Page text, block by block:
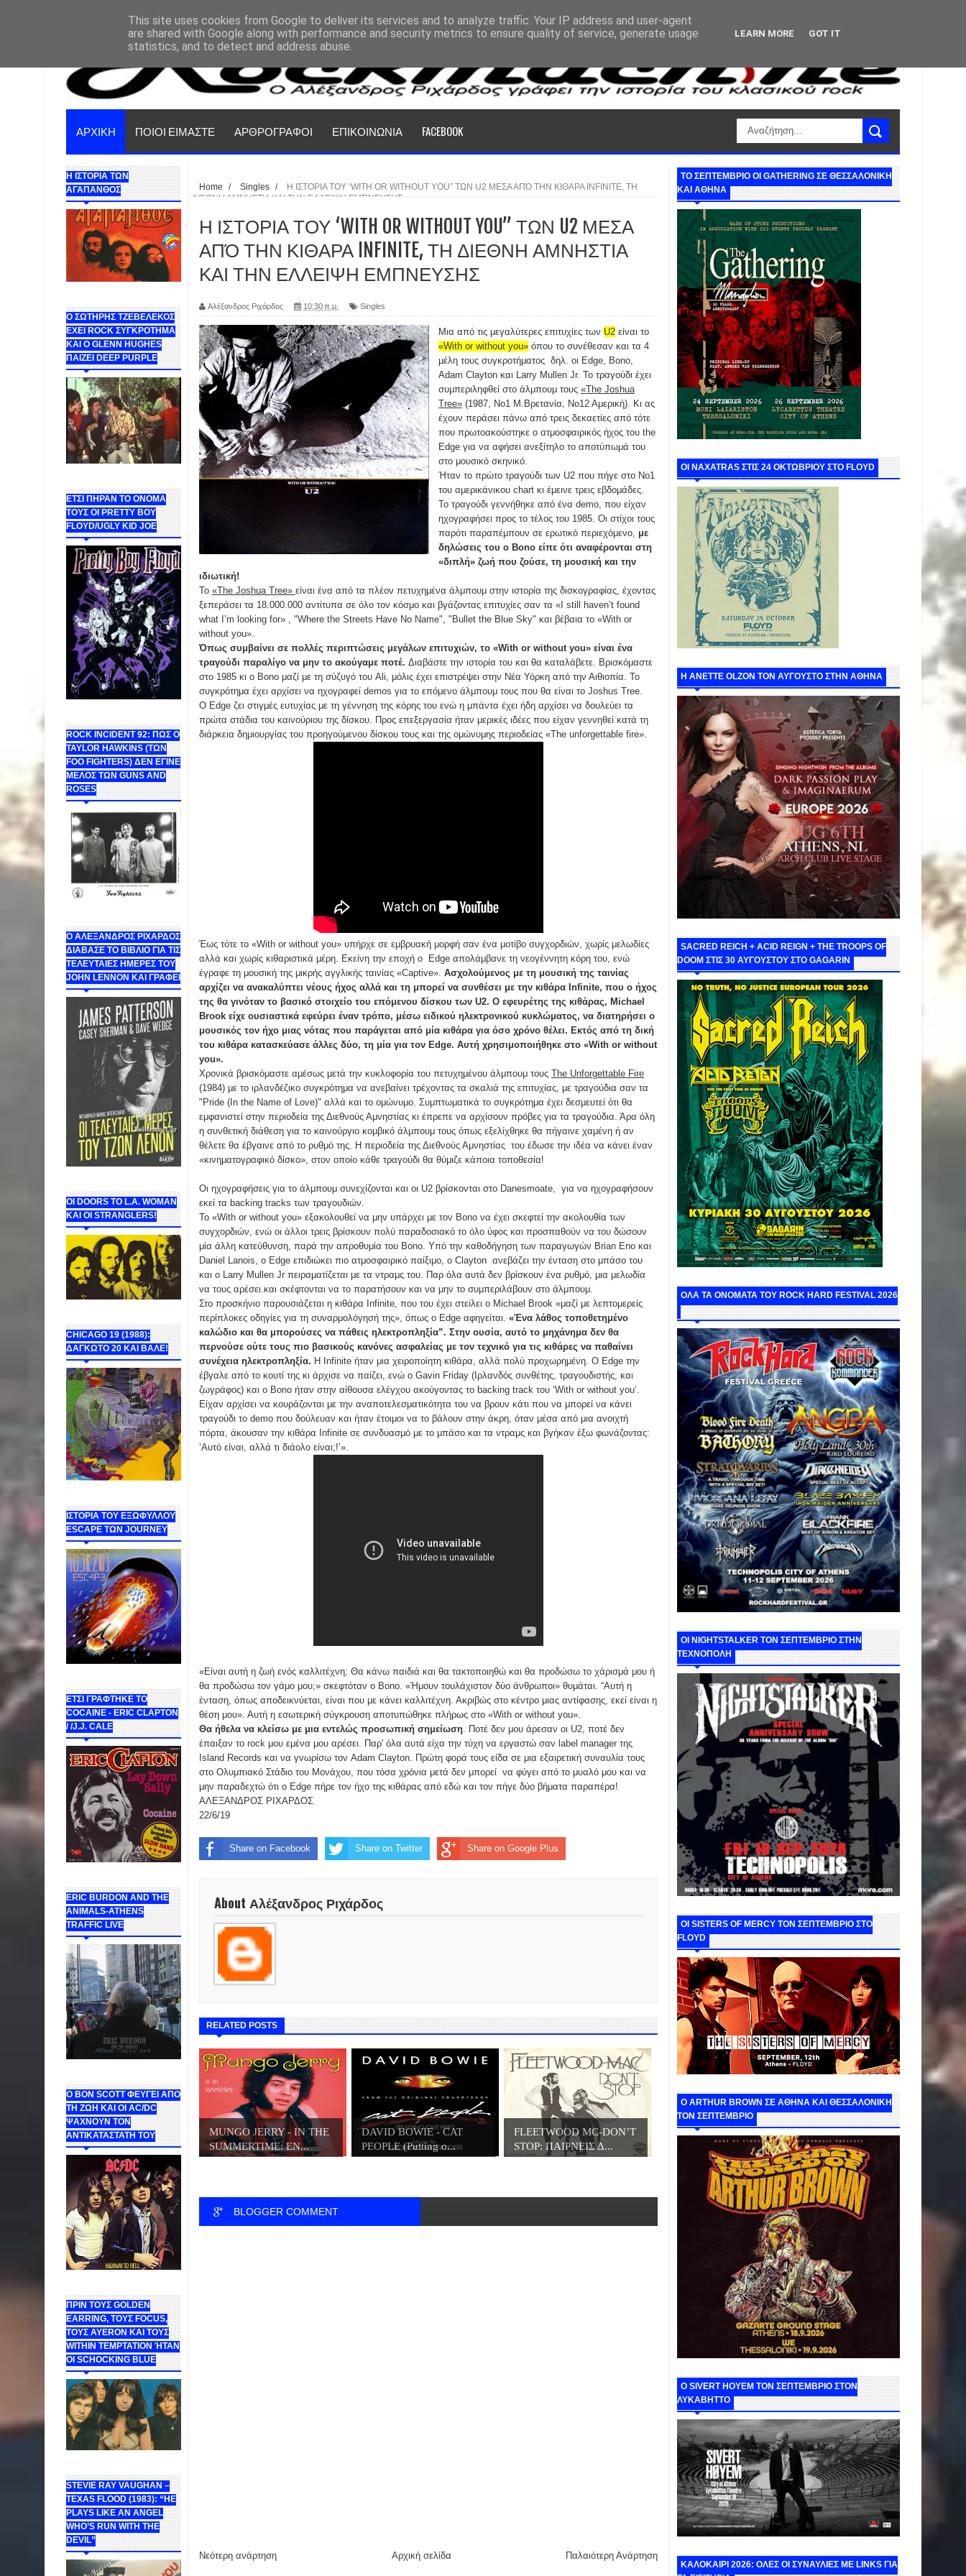
ΑΡΧΙΚΗ ΠΟΙΟΙ ΕΙΜΑΣΤΕ ΑΡΘΡΟΓΡΑΦΟΙ ΕΠΙΚΟΙΝΩΝΙΑ FACEBOOK
Η ΙΣΤΟΡΙΑ ΤΩΝ
ΑΓΑΠΑΝΘΟΣ
Ο ΣΩΤΗΡΗΣ ΤΖΕΒΕΛΕΚΟΣ
ΕΧΕΙ ROCK ΣΥΓΚΡΟΤΗΜΑ
ΚΑΙ Ο GLENN HUGHES
ΠΑΙΖΕΙ DEEP PURPLE
ΕΤΣΙ ΠΗΡΑΝ ΤΟ ΟΝΟΜΑ
ΤΟΥΣ ΟΙ PRETTY BOY
FLOYD/UGLY KID JOE
ROCK INCIDENT 92: ΠΩΣ Ο
TAYLOR HAWKINS (ΤΩΝ
FOO FIGHTERS) ΔΕΝ ΕΓΙΝΕ
ΜΕΛΟΣ ΤΩΝ GUNS AND
ROSES
Ο ΑΛΕΞΑΝΔΡΟΣ ΡΙΧΑΡΔΟΣ
ΔΙΑΒΑΣΕ ΤΟ ΒΙΒΛΙΟ ΓΙΑ ΤΙΣ
ΤΕΛΕΥΤΑΙΕΣ ΗΜΕΡΕΣ ΤΟΥ
JOHN LENNON ΚΑΙ ΓΡΑΦΕΙ
ΟΙ DOORS ΤΟ L.A. WOMAN
KAI OI STRANGLERS!
CHICAGO 19 (1988):
ΔΑΓΚΩΤΟ 20 ΚΑΙ ΒΑΛΕ!
ΙΣΤΟΡΙΑ ΤΟΥ ΕΞΩΦΥΛΛΟΥ
ESCAPE ΤΩΝ JOURNEY
ΕΤΣΙ ΓΡΑΦΤΗΚΕ ΤΟ
COCAINE - ERIC CLAPTON
/ /J.J. CALE
ERIC BURDON AND THE
ANIMALS-ATHENS
TRAFFIC LIVE
Ο BON SCOTT ΦΕΥΓΕΙ ΑΠΟ
ΤΗ ΖΩΗ ΚΑΙ ΟΙ AC/DC
ΨΑΧΝΟΥΝ ΤΟΝ
ΑΝΤΙΚΑΤΑΣΤΑΤΗ ΤΟΥ
ΠΡΙΝ ΤΟΥΣ GOLDEN
EARRING, ΤΟΥΣ FOCUS,
ΤΟΥΣ ΑΥΕROΝ ΚΑΙ ΤΟΥΣ
WITHIN TEMPTATION ΉΤΑΝ
ΟΙ SCHOCKING BLUE
STEVIE RAY VAUGHAN –
TEXAS FLOOD (1983): “HE
PLAYS LIKE AN ANGEL
WHO’S RUN WITH THE
DEVIL”
Home / Singles /
Η ΙΣΤΟΡΙΑ ΤΟΥ ‘WITH OR WITHOUT YOU” ΤΩΝ U2 ΜΕΣΑ ΑΠΌ ΤΗΝ ΚΙΘΑΡΑ INFINITE, ΤΗ
ΔΙΕΘΝΗ ΑΜΝΗΣΤΙΑ ΚΑΙ ΤΗΝ ΕΛΛΕΙΨΗ ΕΜΠΝΕΥΣΗΣ
Η ΙΣΤΟΡΙΑ ΤΟΥ ‘WITH OR WITHOUT YOU” ΤΩΝ U2 ΜΕΣΑ
ΑΠΌ ΤΗΝ ΚΙΘΑΡΑ INFINITE, ΤΗ ΔΙΕΘΝΗ ΑΜΝΗΣΤΙΑ
ΚΑΙ ΤΗΝ ΕΛΛΕΙΨΗ ΕΜΠΝΕΥΣΗΣ
Αλέξανδρος Ριχάρδος 10:30 π.μ. Singles
Μια από τις μεγαλύτερες επιτυχίες των U2 είναι το
«With or without you» όπου το συνέθεσαν και τα 4
μέλη τους συγκροτήματος δηλ. οι Edge, Bono,
Adam Clayton και Larry Mullen Jr. Το τραγούδι έχει
συμπεριληφθεί στο άλμπουμ τους «The Joshua
Tree» (1987, Νο1 Μ.Βρετανία, Νο12 Αμερική). Κι ας
έχουν περάσει πάνω από τρεις δεκαετίες από τότε
που πρωτοακούστηκε ο ατμοσφαιρικός ήχος του the
Edge για να αφήσει ανεξίτηλο το αποτύπωμά του
στο μουσικό σκηνικό.
Ήταν το πρώτο τραγούδι των U2 που πήγε στο Νο1
του αμερικάνικου chart κι έμεινε τρεις εβδομάδες.
Το τραγούδι γεννήθηκε από ένα demo, που είχαν
ηχογραφήσει προς το τέλος του 1985. Οι στίχοι τους
παρότι παραπέμπουν σε ερωτικό περιεχόμενο, με
δηλώσεις του ο Bono είπε ότι αναφέρονται στη
«διπλή» ζωή που ζούσε, τη μουσική και την
ιδιωτική!
Το «The Joshua Tree» είναι ένα από τα πλέον πετυχημένα άλμπουμ στην ιστορία της δισκογραφίας, έχοντας
ξεπεράσει τα 18.000.000 αντίτυπα σε όλο τον κόσμο και βγάζοντας επιτυχίες σαν τα «I still haven’t found
what I’m looking for» , "Where the Streets Have No Name", "Bullet the Blue Sky" και βέβαια το «With or
without you».
Όπως συμβαίνει σε πολλές περιπτώσεις μεγάλων επιτυχιών, το «With or without you» είναι ένα
τραγούδι παραλίγο να μην το ακούγαμε ποτέ. Διαβάστε την ιστορία του και θα καταλάβετε. Βρισκόμαστε
στο 1985 κι ο Bono μαζί με τη σύζυγό του Ali, μόλις έχει επιστρέψει στην Νέα Υόρκη από την Αιθιοπία. Το
συγκρότημα έχει αρχίσει να ηχογραφεί demos για το επόμενο άλμπουμ τους που θα είναι το Joshus Tree.
Ο Edge ζει στιγμές ευτυχίας με τη γέννηση της κόρης του ενώ η μπάντα έχει ήδη αρχίσει να δουλεύει τα
πρώτα στάδια του καινούριου της δίσκου. Προς επεξεργασία ήταν μερικές ιδέες που είχαν γεννηθεί κατά τη
διάρκεια δημιουργίας του προηγούμενου δίσκου τους και της ομώνυμης περιοδείας «The unforgettable fire».
Έως τότε το «With or without you» υπήρχε σε εμβρυακή μορφή σαν ένα μοτίβο συγχορδιών, χωρίς μελωδίες
αλλά και χωρίς κιθαριστικά μέρη. Εκείνη την εποχή ο Edge απολάμβανε τη νεογέννητη κόρη του, ενώ
έγραφε τη μουσική της μικρής αγγλικής ταινίας «Captive». Ασχολούμενος με τη μουσική της ταινίας
αρχίζει να ανακαλύπτει νέους ήχος αλλά και τη μπορεί να συνθέσει με την κιθάρα Infinite, που ο ήχος
της θα γινόταν το βασικό στοιχείο του επόμενου δίσκου των U2. Ο εφευρέτης της κιθάρας, Michael
Brook είχε ουσιαστικά εφεύρει έναν τρόπο, μέσω ειδικού ηλεκτρονικού κυκλώματος, να διατηρήσει ο
μουσικός τον ήχο μιας νότας που παράγεται από μία κιθάρα για όσο χρόνο θέλει. Εκτός από τη δική
του κιθάρα κατασκεύασε άλλες δύο, τη μία για τον Edge. Αυτή χρησιμοποιήθηκε στο «With or without
you».
Χρονικά βρισκόμαστε αμέσως μετά την κυκλοφορία του πετυχημένου άλμπουμ τους The Unforgettable Fire
(1984) με το ιρλανδέζικο συγκρότημα να ανεβαίνει τρέχοντας τα σκαλιά της επιτυχίας, με τραγούδια σαν τα
"Pride (In the Name of Love)" αλλά και το ομώνυμο. Συμπτωματικά το συγκρότημα έχει δεσμευτεί ότι θα
εμφανιστεί στην περιοδεία της Διεθνούς Αμνηστίας κι έπρεπε να αρχίσουν πρόβες για τα τραγούδια. Άρα όλη
η συνθετική διάθεση για το καινούργιο κομβικό άλμπουμ τους όπως εξελίχθηκε θα πήγαινε χαμένη ή αν
θέλετε θα έβγαινε από το ρυθμό της. Η περιοδεία της Διεθνούς Αμνηστίας του έδωσε την ιδέα να κάνει έναν
«κινηματογραφικό δίσκο», στον οποίο κάθε τραγούδι θα θύμιζε κάποια τοποθεσία!
Οι ηχογραφήσεις για το άλμπουμ συνεχίζονται και οι U2 βρίσκονται στο Danesmoate, για να ηχογραφήσουν
εκεί τα backing tracks των τραγουδιών.
Το «With or without you» εξακολουθεί να μην υπάρχει με τον Bono να έχει σκεφτεί την ακολουθία των
συγχορδιών, ενώ οι άλλοι τρεις βρίσκουν πολύ παραδοσιακό το όλο ύφος και προσπαθούν να του δώσουν
μία άλλη κατεύθυνση, παρά την απροθυμία του Bono. Υπό την καθοδήγηση των παραγωγών Brian Eno και
Daniel Lanois, ο Edge επιδιώκει πιο ατμοσφαιρικό παίξιμο, ο Clayton ανεβάζει την ένταση στο μπάσο του
και ο Larry Mullen Jr πειραματίζεται με τα ντραμς του. Παρ όλα αυτά δεν βρίσκουν ένα ρυθμό, μια μελωδία
να τους αρέσει.και σκέφτονται να το παρατήσουν και να μην το συμπεριλάβουν στο άλμπουμ.
Στο προσκήνιο παρουσιάζεται η κιθάρα Infinite, που του έχει στείλει ο Michael Brook «μαζί με λεπτομερείς
περίπλοκες οδηγίες για τη συναρμολόγησή της», όπως ο Edge αφηγείται. «Ένα λάθος τοποθετημένο
καλώδιο και θα μπορούσες να πάθεις ηλεκτροπληξία”. Στην ουσία, αυτό το μηχάνημα δεν θα
περνούσε ούτε τους πιο βασικούς κανόνες ασφαλείας με τον τεχνικό για τις κιθάρες να παθαίνει
συνέχεια ηλεκτροπληξία. Η Infinite ήταν μια χειροποίητη κιθάρα, αλλά πολύ προχωρημένη. Ο Edge την
έβγαλε από το κουτί της κι άρχισε να παίζει, ενώ ο Gavin Friday (Ιρλανδός συνθέτης, τραγουδιστής, και
ζωγράφος) και ο Bono ήταν στην αίθουσα ελέγχου ακούγοντας το backing track του ‘With or without you’.
Είχαν αρχίσει να κουράζονται με την αναποτελεσματικότητα του να βρουν κάτι που να μπορεί να κάνει
τραγούδι το demo που δούλευαν και ήταν έτοιμοι να το βάλουν στην άκρη, όταν μέσα από μια ανοιχτή
πόρτα, άκουσαν την κιθάρα Infinite σε συνδυασμό με το μπάσο και τα ντραμς και βγήκαν έξω φωνάζοντας:
‘Αυτό είναι, αλλά τι διάολο είναι;!’».
«Είναι αυτή η ζωή ενός καλλιτέχνη; Θα κάνω παιδιά και θα τακτοποιηθώ και θα προδώσω το χάρισμά μου ή
θα προδώσω τον γάμο μου;» σκεφτόταν o Bono. «Ήμουν τουλάχιστον δύο άνθρωποι» θυμάται. “Αυτή η
ένταση, όπως αποδεικνύεται, είναι που με κάνει καλλιτέχνη. Ακριβώς στο κέντρο μιας αντίφασης, εκεί είναι η
θέση μου». Αυτή η εσωτερική σύγκρουση αποτυπώθηκε πλήρως στο «With or without you».
Θα ήθελα να κλείσω με μια εντελώς προσωπική σημείωση . Ποτέ δεν μου άρεσαν οι U2, ποτέ δεν
έπαιξαν το rock μου εμένα μου αρέσει. Παρ' όλα αυτά είχα την τύχη να εργαστώ σαν label manager της
Island Records και να γνωρίσω τον Adam Clayton. Πρώτη φορά τους είδα σε μια εξαιρετική συναυλία τους
στο Ολυμπιακό Στάδιο του Μονάχου, που τόσα χρόνια μετά δεν μπορεί να φύγει από το μυαλό μου και να
μην παραδεχτώ ότι ο Edge πήρε τον ήχο της κιθάρας από εδώ και τον πήγε δύο βήματα παραπέρα!
ΑΛΕΞΑΝΔΡΟΣ ΡΙΧΑΡΔΟΣ
22/6/19
Share on Facebook Share on Twitter Share on Google Plus
About Αλέξανδρος Ριχάρδος
RELATED POSTS
ΜUNGO JERRY - IN THE
SUMMERTIME: ΕΝ...
DAVID BOWIE - CAT
PEOPLE (Putting o...
FLEETWOOD MC-DON’T
STOP: ΠΑΙΡΝΕΙΣ Δ...
BLOGGER COMMENT
Νεότερη ανάρτηση Παλαιότερη Ανάρτηση
Αρχική σελίδα
ΤΟ ΣΕΠΤΕΜΒΡΙΟ ΟΙ GATHERING ΣΕ ΘΕΣΣΑΛΟΝΙΚΗ
ΚΑΙ ΑΘΗΝΑ
ΟΙ NAXATRAS ΣΤΙΣ 24 ΟΚΤΩΒΡΙΟΥ ΣΤΟ FLOYD
Η ANETTE OLZON ΤΟΝ ΑΥΓΟΥΣΤΟ ΣΤΗΝ ΑΘΗΝΑ
SACRED REICH + ACID REIGN + THE TROOPS OF
DOOM ΣΤΙΣ 30 ΑΥΓΟΥΣΤΟΥ ΣΤΟ GAGARIN
ΟΛΑ ΤΑ ΟΝΟΜΑΤΑ ΤΟΥ ROCK HARD FESTIVAL 2026
ΟΙ NIGHTSTALKER ΤΟΝ ΣΕΠΤΕΜΒΡΙΟ ΣΤΗΝ
ΤΕΧΝΟΠΟΛΗ
ΟΙ SISTERS OF MERCY ΤΟΝ ΣΕΠΤΕΜΒΡΙΟ ΣΤΟ
FLOYD
O ARTHUR BROWN ΣΕ ΑΘΗΝΑ ΚΑΙ ΘΕΣΣΑΛΟΝΙΚΗ
ΤΟΝ ΣΕΠΤΕΜΒΡΙΟ
Ο SIVERT HOYEM ΤΟΝ ΣΕΠΤΕΜΒΡΙΟ ΣΤΟΝ
ΛΥΚΑΒΗΤΤΟ
ΚΑΛΟΚΑΙΡΙ 2026: ΟΛΕΣ ΟΙ ΣΥΝΑΥΛΙΕΣ ΜΕ LINKS ΓΙΑ
This site uses cookies from Google to deliver its services and to analyze traffic. Your IP address and user-agent
are shared with Google along with performance and security metrics to ensure quality of service, generate usage
statistics, and to detect and address abuse.
LEARN MORE GOT IT